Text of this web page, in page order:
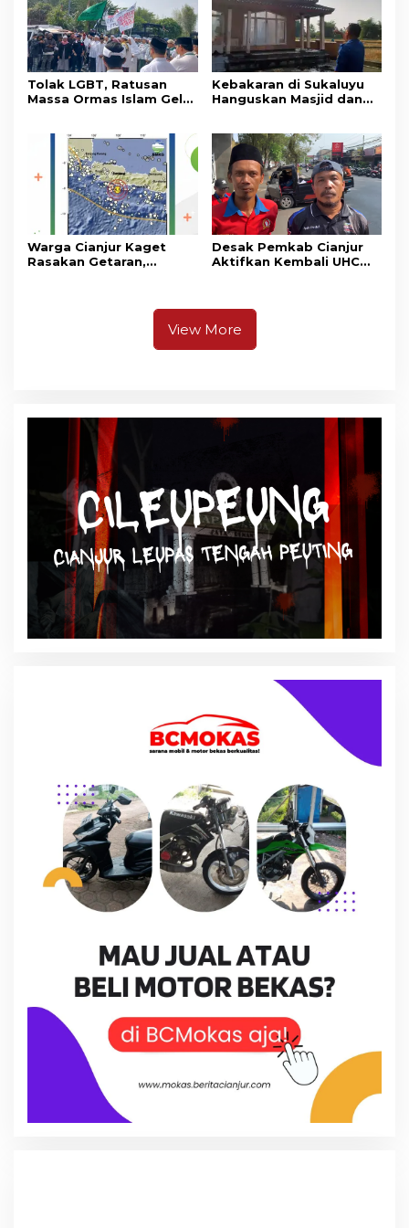
Tolak LGBT, Ratusan
Massa Ormas Islam Gelar
Kebakaran di Sukaluyu
Hanguskan Masjid dan
Warga Cianjur Kaget
Rasakan Getaran,
Desak Pemkab Cianjur
Aktifkan Kembali UHC
View More